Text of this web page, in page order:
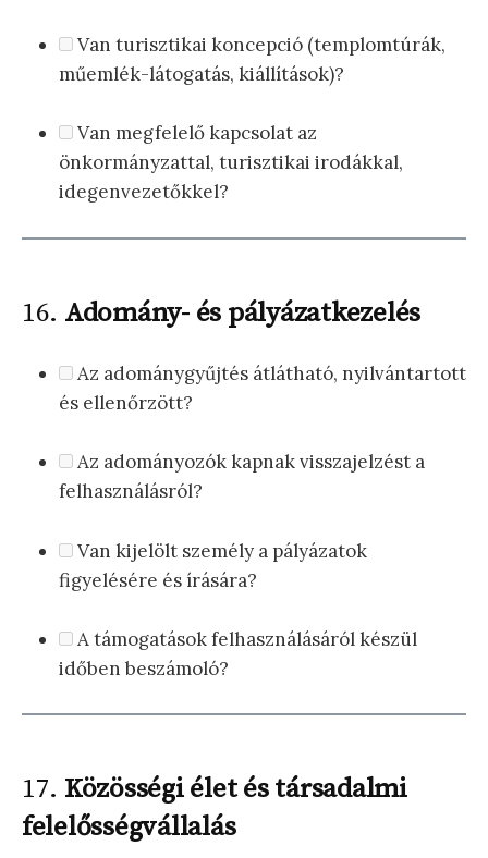
Van turisztikai koncepció (templomtúrák,
műemlék-látogatás, kiállítások)?
Van megfelelő kapcsolat az
önkormányzattal, turisztikai irodákkal,
idegenvezetőkkel?
16. Adomány- és pályázatkezelés
Az adománygyűjtés átlátható, nyilvántartott
és ellenőrzött?
Az adományozók kapnak visszajelzést a
felhasználásról?
Van kijelölt személy a pályázatok
figyelésére és írására?
A támogatások felhasználásáról készül
időben beszámoló?
17. Közösségi élet és társadalmi
felelősségvállalás